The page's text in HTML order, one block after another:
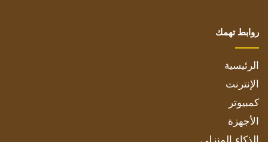
روابط تهمك
الرئيسية
الإنترنت
كمبيوتر
الأجهزة
الذكاء المنزلي